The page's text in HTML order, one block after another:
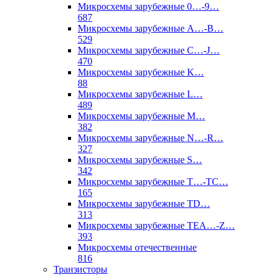
Микросхемы зарубежные 0…-9…
687
Микросхемы зарубежные A…-B…
529
Микросхемы зарубежные C…-J…
470
Микросхемы зарубежные K…
88
Микросхемы зарубежные L…
489
Микросхемы зарубежные M…
382
Микросхемы зарубежные N…-R…
327
Микросхемы зарубежные S…
342
Микросхемы зарубежные T…-TC…
165
Микросхемы зарубежные TD…
313
Микросхемы зарубежные TEA…-Z…
393
Микросхемы отечественные
816
Транзисторы